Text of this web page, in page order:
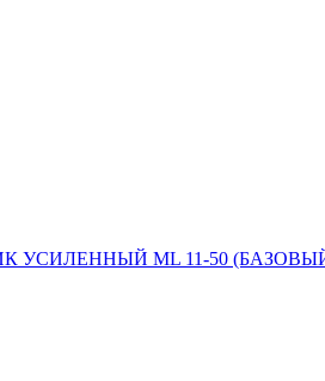
УСИЛЕННЫЙ ML 11-50